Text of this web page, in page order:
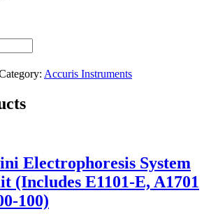
Accuris Instruments
Electrophoresis System
(Includes E1101-E, A1701
100)